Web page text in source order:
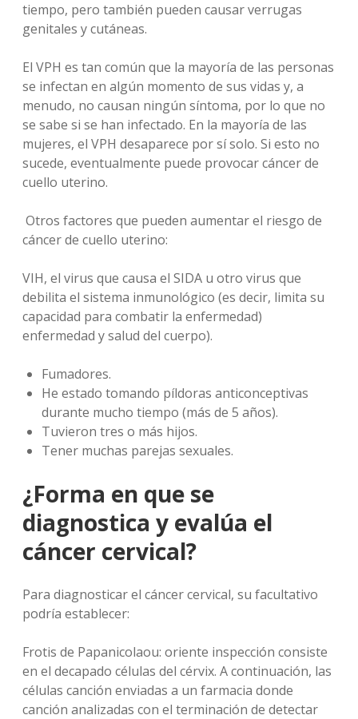
tiempo, pero también pueden causar verrugas
genitales y cutáneas.
El VPH es tan común que la mayoría de las personas
se infectan en algún momento de sus vidas y, a
menudo, no causan ningún síntoma, por lo que no
se sabe si se han infectado. En la mayoría de las
mujeres, el VPH desaparece por sí solo. Si esto no
sucede, eventualmente puede provocar cáncer de
cuello uterino.
Otros factores que pueden aumentar el riesgo de
cáncer de cuello uterino:
VIH, el virus que causa el SIDA u otro virus que
debilita el sistema inmunológico (es decir, limita su
capacidad para combatir la enfermedad)
enfermedad y salud del cuerpo).
Fumadores.
He estado tomando píldoras anticonceptivas
durante mucho tiempo (más de 5 años).
Tuvieron tres o más hijos.
Tener muchas parejas sexuales.
¿Forma en que se
diagnostica y evalúa el
cáncer cervical?
Para diagnosticar el cáncer cervical, su facultativo
podría establecer:
Frotis de Papanicolaou: oriente inspección consiste
en el decapado células del cérvix. A continuación, las
células canción enviadas a un farmacia donde
canción analizadas con el terminación de detectar